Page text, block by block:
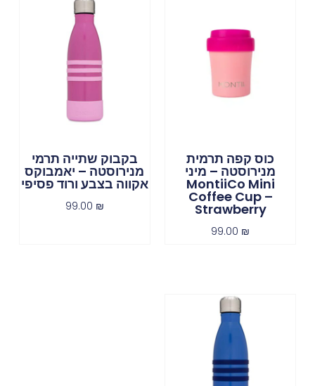
כוס קפה תרמית
מנירוסטה – מיני
MontiiCo Mini
Coffee Cup –
Strawberry
99.00 ₪
בקבוק שתייה תרמי
מנירוסטה – יאמבוקס
אקווה בצבע ורוד פסיפי
99.00 ₪